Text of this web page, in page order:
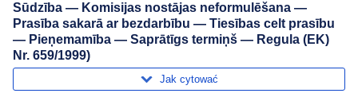
Sūdzība — Komisijas nostājas neformulēšana —
Prasība sakarā ar bezdarbību — Tiesības celt prasību
— Pieņemamība — Saprātīgs termiņš — Regula (EK)
Nr. 659/1999)
Jak cytować